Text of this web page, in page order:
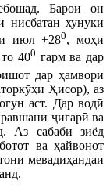
Барои он
нисбатан хунуки
июл +280, моҳи
400 гарм ва дар
дар ҳамворӣ
Ҳисор), аз
аст. Дар водӣ
ҷигарӣ ва
Аз сабаби зиёд
ва ҳайвонот
мевадиҳандаи